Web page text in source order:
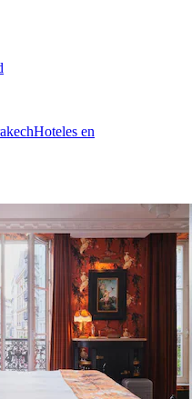
Hoteles en